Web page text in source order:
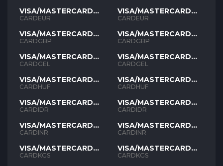
VISA/MASTERCARD
EUR
CARDEUR
VISA/MASTERCARD
GBP
CARDGBP
VISA/MASTERCARD
GEL
CARDGEL
VISA/MASTERCARD
HUF
CARDHUF
VISA/MASTERCARD
IDR
CARDIDR
VISA/MASTERCARD
INR
CARDINR
VISA/MASTERCARD
KGS
CARDKGS
VISA/MASTERCARD
EUR
CARDEUR
VISA/MASTERCARD
GBP
CARDGBP
VISA/MASTERCARD
GEL
CARDGEL
VISA/MASTERCARD
HUF
CARDHUF
VISA/MASTERCARD
IDR
CARDIDR
VISA/MASTERCARD
INR
CARDINR
VISA/MASTERCARD
KGS
CARDKGS